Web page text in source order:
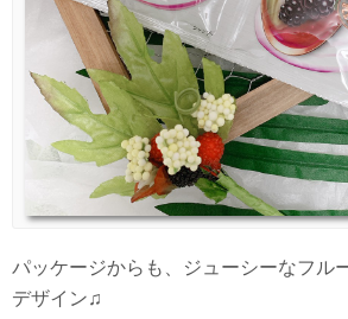
パッケージからも、ジューシーなフル
デザイン♫